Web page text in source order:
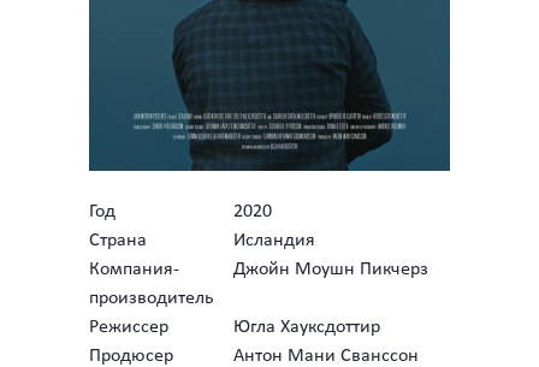
Год
Страна
Компания-
производитель
Режиссер
Продюсер
2020
Исландия
Джойн Моушн Пикчерз
Югла Хауксдоттир
Антон Мани Сванссон